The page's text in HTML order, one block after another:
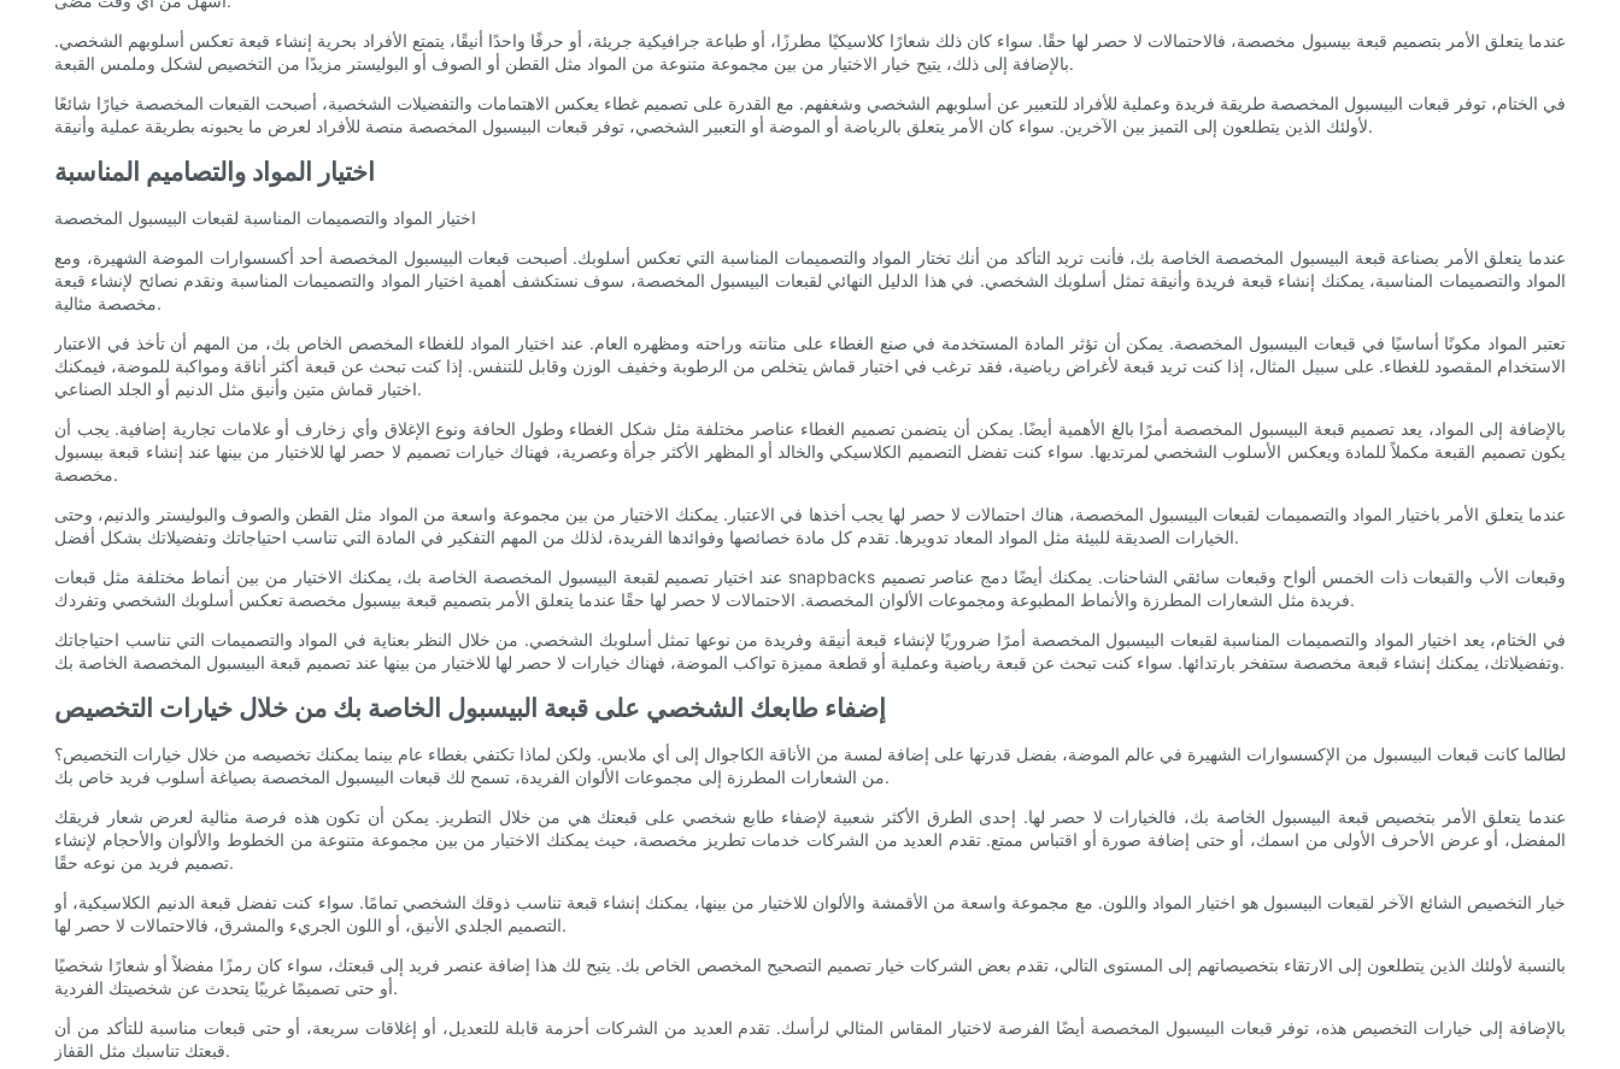
عندما يتعلق الأمر بتصميم قبعة بيسبول مخصصة، فالاحتمالات لا حصر لها حقًا. سواء كان ذلك شعارًا كلاسيكيًا مطرزًا، أو طباعة جرافيكية جريئة، أو حرفًا واحدًا أنيقًا، يتمتع الأفراد بحرية إنشاء قبعة تعكس أسلوبهم الشخصي.
بالإضافة إلى ذلك، يتيح خيار الاختيار من بين مجموعة متنوعة من المواد مثل القطن أو الصوف أو البوليستر مزيدًا من التخصيص لشكل وملمس القبعة.
في الختام، توفر قبعات البيسبول المخصصة طريقة فريدة وعملية للأفراد للتعبير عن أسلوبهم الشخصي وشغفهم. مع القدرة على تصميم غطاء يعكس الاهتمامات والتفضيلات الشخصية، أصبحت القبعات المخصصة خيارًا شائعًا
لأولئك الذين يتطلعون إلى التميز بين الآخرين. سواء كان الأمر يتعلق بالرياضة أو الموضة أو التعبير الشخصي، توفر قبعات البيسبول المخصصة منصة للأفراد لعرض ما يحبونه بطريقة عملية وأنيقة.
اختيار المواد والتصاميم المناسبة
اختيار المواد والتصميمات المناسبة لقبعات البيسبول المخصصة
عندما يتعلق الأمر بصناعة قبعة البيسبول المخصصة الخاصة بك، فأنت تريد التأكد من أنك تختار المواد والتصميمات المناسبة التي تعكس أسلوبك. أصبحت قبعات البيسبول المخصصة أحد أكسسوارات الموضة الشهيرة، ومع
المواد والتصميمات المناسبة، يمكنك إنشاء قبعة فريدة وأنيقة تمثل أسلوبك الشخصي. في هذا الدليل النهائي لقبعات البيسبول المخصصة، سوف نستكشف أهمية اختيار المواد والتصميمات المناسبة ونقدم نصائح لإنشاء قبعة
مخصصة مثالية.
تعتبر المواد مكونًا أساسيًا في قبعات البيسبول المخصصة. يمكن أن تؤثر المادة المستخدمة في صنع الغطاء على متانته وراحته ومظهره العام. عند اختيار المواد للغطاء المخصص الخاص بك، من المهم أن تأخذ في الاعتبار
الاستخدام المقصود للغطاء. على سبيل المثال، إذا كنت تريد قبعة لأغراض رياضية، فقد ترغب في اختيار قماش يتخلص من الرطوبة وخفيف الوزن وقابل للتنفس. إذا كنت تبحث عن قبعة أكثر أناقة ومواكبة للموضة، فيمكنك
اختيار قماش متين وأنيق مثل الدنيم أو الجلد الصناعي.
بالإضافة إلى المواد، يعد تصميم قبعة البيسبول المخصصة أمرًا بالغ الأهمية أيضًا. يمكن أن يتضمن تصميم الغطاء عناصر مختلفة مثل شكل الغطاء وطول الحافة ونوع الإغلاق وأي زخارف أو علامات تجارية إضافية. يجب أن
يكون تصميم القبعة مكملاً للمادة ويعكس الأسلوب الشخصي لمرتديها. سواء كنت تفضل التصميم الكلاسيكي والخالد أو المظهر الأكثر جرأة وعصرية، فهناك خيارات تصميم لا حصر لها للاختيار من بينها عند إنشاء قبعة بيسبول
مخصصة.
عندما يتعلق الأمر باختيار المواد والتصميمات لقبعات البيسبول المخصصة، هناك احتمالات لا حصر لها يجب أخذها في الاعتبار. يمكنك الاختيار من بين مجموعة واسعة من المواد مثل القطن والصوف والبوليستر والدنيم، وحتى
الخيارات الصديقة للبيئة مثل المواد المعاد تدويرها. تقدم كل مادة خصائصها وفوائدها الفريدة، لذلك من المهم التفكير في المادة التي تناسب احتياجاتك وتفضيلاتك بشكل أفضل.
عند اختيار تصميم لقبعة البيسبول المخصصة الخاصة بك، يمكنك الاختيار من بين أنماط مختلفة مثل قبعات snapbacks وقبعات الأب والقبعات ذات الخمس ألواح وقبعات سائقي الشاحنات. يمكنك أيضًا دمج عناصر تصميم
فريدة مثل الشعارات المطرزة والأنماط المطبوعة ومجموعات الألوان المخصصة. الاحتمالات لا حصر لها حقًا عندما يتعلق الأمر بتصميم قبعة بيسبول مخصصة تعكس أسلوبك الشخصي وتفردك.
في الختام، يعد اختيار المواد والتصميمات المناسبة لقبعات البيسبول المخصصة أمرًا ضروريًا لإنشاء قبعة أنيقة وفريدة من نوعها تمثل أسلوبك الشخصي. من خلال النظر بعناية في المواد والتصميمات التي تناسب احتياجاتك
وتفضيلاتك، يمكنك إنشاء قبعة مخصصة ستفخر بارتدائها. سواء كنت تبحث عن قبعة رياضية وعملية أو قطعة مميزة تواكب الموضة، فهناك خيارات لا حصر لها للاختيار من بينها عند تصميم قبعة البيسبول المخصصة الخاصة بك.
إضفاء طابعك الشخصي على قبعة البيسبول الخاصة بك من خلال خيارات التخصيص
لطالما كانت قبعات البيسبول من الإكسسوارات الشهيرة في عالم الموضة، بفضل قدرتها على إضافة لمسة من الأناقة الكاجوال إلى أي ملابس. ولكن لماذا تكتفي بغطاء عام بينما يمكنك تخصيصه من خلال خيارات التخصيص؟
من الشعارات المطرزة إلى مجموعات الألوان الفريدة، تسمح لك قبعات البيسبول المخصصة بصياغة أسلوب فريد خاص بك.
عندما يتعلق الأمر بتخصيص قبعة البيسبول الخاصة بك، فالخيارات لا حصر لها. إحدى الطرق الأكثر شعبية لإضفاء طابع شخصي على قبعتك هي من خلال التطريز. يمكن أن تكون هذه فرصة مثالية لعرض شعار فريقك
المفضل، أو عرض الأحرف الأولى من اسمك، أو حتى إضافة صورة أو اقتباس ممتع. تقدم العديد من الشركات خدمات تطريز مخصصة، حيث يمكنك الاختيار من بين مجموعة متنوعة من الخطوط والألوان والأحجام لإنشاء
تصميم فريد من نوعه حقًا.
خيار التخصيص الشائع الآخر لقبعات البيسبول هو اختيار المواد واللون. مع مجموعة واسعة من الأقمشة والألوان للاختيار من بينها، يمكنك إنشاء قبعة تناسب ذوقك الشخصي تمامًا. سواء كنت تفضل قبعة الدنيم الكلاسيكية، أو
التصميم الجلدي الأنيق، أو اللون الجريء والمشرق، فالاحتمالات لا حصر لها.
بالنسبة لأولئك الذين يتطلعون إلى الارتقاء بتخصيصاتهم إلى المستوى التالي، تقدم بعض الشركات خيار تصميم التصحيح المخصص الخاص بك. يتيح لك هذا إضافة عنصر فريد إلى قبعتك، سواء كان رمزًا مفضلاً أو شعارًا شخصيًا
أو حتى تصميمًا غريبًا يتحدث عن شخصيتك الفردية.
بالإضافة إلى خيارات التخصيص هذه، توفر قبعات البيسبول المخصصة أيضًا الفرصة لاختيار المقاس المثالي لرأسك. تقدم العديد من الشركات أحزمة قابلة للتعديل، أو إغلاقات سريعة، أو حتى قبعات مناسبة للتأكد من أن
قبعتك تناسبك مثل القفاز.